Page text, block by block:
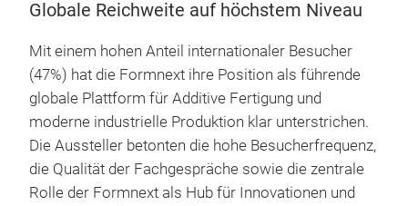
Globale Reichweite auf höchstem Niveau
Mit einem hohen Anteil internationaler Besucher
(47%) hat die Formnext ihre Position als führende
globale Plattform für Additive Fertigung und
moderne industrielle Produktion klar unterstrichen.
Die Aussteller betonten die hohe Besucherfrequenz,
die Qualität der Fachgespräche sowie die zentrale
Rolle der Formnext als Hub für Innovationen und